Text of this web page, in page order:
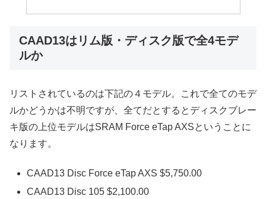
CAAD13はリム版・ディスク版で全4モデ
ルか
リストされているのは下記の４モデル。これで全てのモデ
ルかどうかは不明ですが、全てだとするとディスクブレー
キ版の上位モデルはSRAM Force eTap AXSということに
なります。
CAAD13 Disc Force eTap AXS $5,750.00
CAAD13 Disc 105 $2,100.00